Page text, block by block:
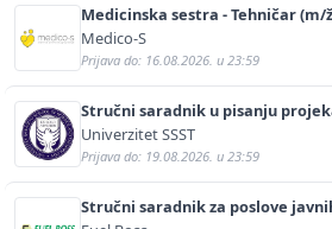
Medicinska sestra - Tehničar (m/
Medico-S
Prijava do: 16.08.2026. u 23:59
Stručni saradnik u pisanju
Univerzitet SSST
Prijava do: 19.08.2026. u 23:59
Stručni saradnik za poslove